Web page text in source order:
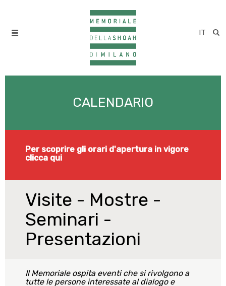
IT
CALENDARIO
Per scoprire gli orari d'apertura in vigore
clicca qui
Visite - Mostre -
Seminari -
Presentazioni
Il Memoriale ospita eventi che si rivolgono a
tutte le persone interessate al dialogo e